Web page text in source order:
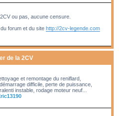
ou pas, aucune censure.
forum et du site http://2cv-legende.com
de la 2CV
et remontage du reniflard,
difficile, perte de puissance,
instable, rodage moteur neuf...